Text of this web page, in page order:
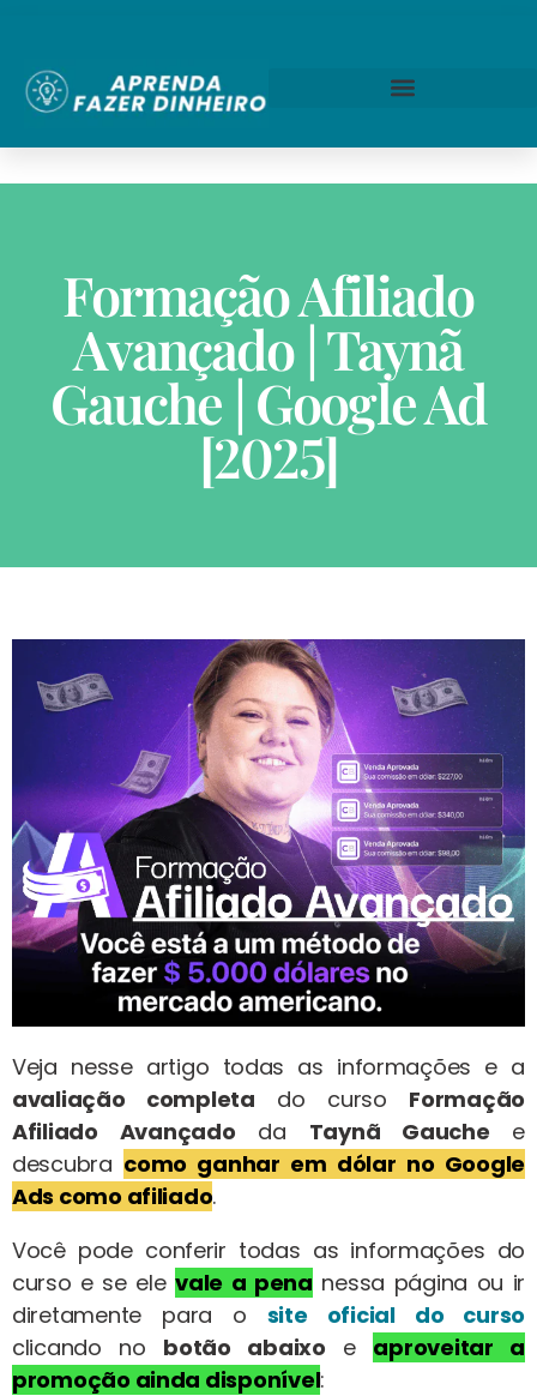
Formação Afiliado
Avançado | Taynã
Gauche | Google Ad
[2025]
Veja nesse artigo todas as informações e a
avaliação completa do curso Formação
Afiliado Avançado da Taynã Gauche e
descubra como ganhar em dólar no Google
Ads como afiliado.
Você pode conferir todas as informações do
curso e se elevale a pena nessa página ou ir
diretamente para o site oficial do curso
clicando no botão abaixo e aproveitar a
promoção ainda disponível: